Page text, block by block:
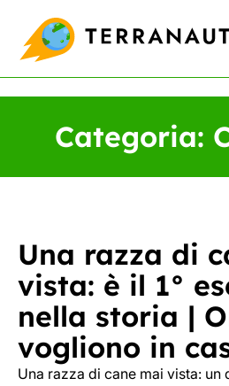
content
Categoria:
Una razza di
vista: è il 1°
nella storia |
vogliono in
Una razza di cane mai vista: un